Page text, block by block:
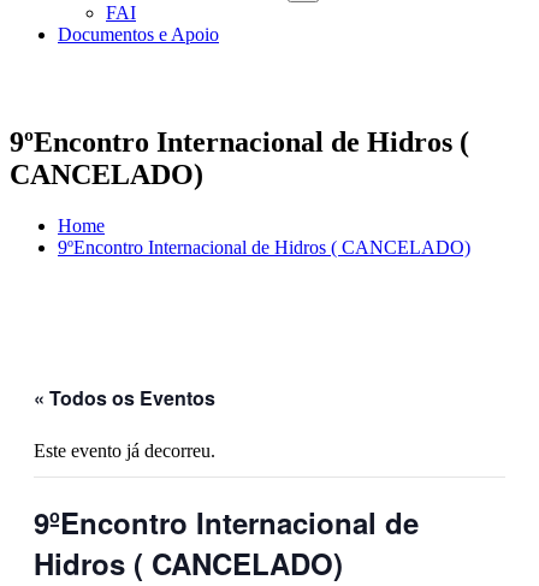
FAI
Documentos e Apoio
9ºEncontro Internacional de Hidros (
CANCELADO)
Home
9ºEncontro Internacional de Hidros ( CANCELADO)
« Todos os Eventos
Este evento já decorreu.
9ºEncontro Internacional de
Hidros ( CANCELADO)